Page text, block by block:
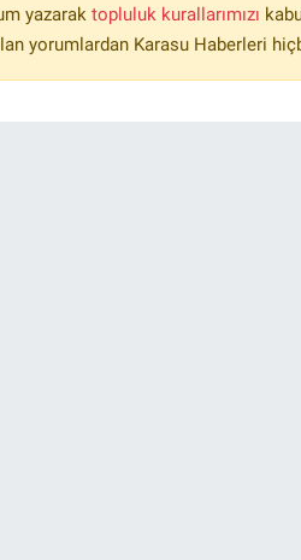
yazarak topluluk kurallarımızı
yorumlardan Karasu Haberleri